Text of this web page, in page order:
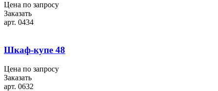
Цена по запросу
Заказать
арт. 0434
Шкаф-купе 48
Цена по запросу
Заказать
арт. 0632